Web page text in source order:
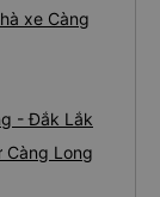
xe Càng
- Đắk Lắk
Càng Long